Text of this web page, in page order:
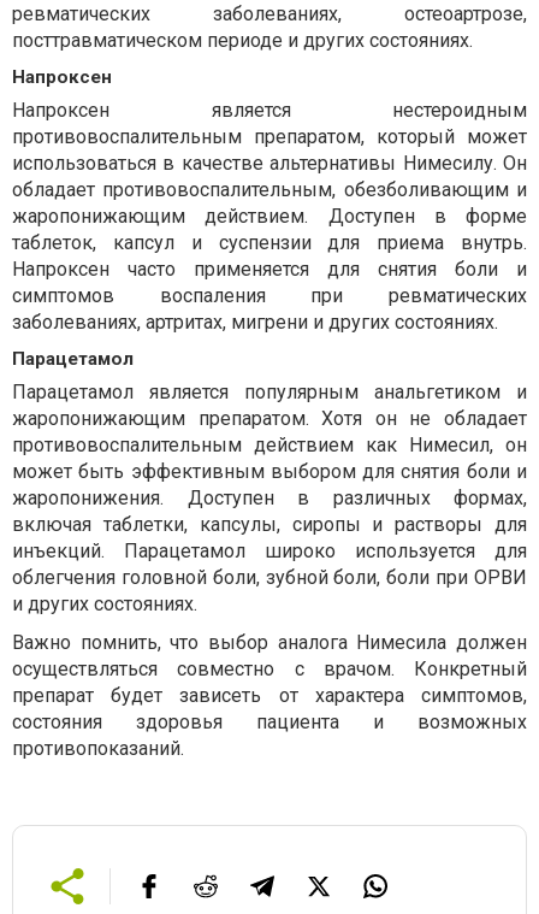
ревматических заболеваниях, остеоартрозе,
посттравматическом периоде и других состояниях.
Напроксен
Напроксен является нестероидным
противовоспалительным препаратом, который может
использоваться в качестве альтернативы Нимесилу. Он
обладает противовоспалительным, обезболивающим и
жаропонижающим действием. Доступен в форме
таблеток, капсул и суспензии для приема внутрь.
Напроксен часто применяется для снятия боли и
симптомов воспаления при ревматических
заболеваниях, артритах, мигрени и других состояниях.
Парацетамол
Парацетамол является популярным анальгетиком и
жаропонижающим препаратом. Хотя он не обладает
противовоспалительным действием как Нимесил, он
может быть эффективным выбором для снятия боли и
жаропонижения. Доступен в различных формах,
включая таблетки, капсулы, сиропы и растворы для
инъекций. Парацетамол широко используется для
облегчения головной боли, зубной боли, боли при ОРВИ
и других состояниях.
Важно помнить, что выбор аналога Нимесила должен
осуществляться совместно с врачом. Конкретный
препарат будет зависеть от характера симптомов,
состояния здоровья пациента и возможных
противопоказаний.